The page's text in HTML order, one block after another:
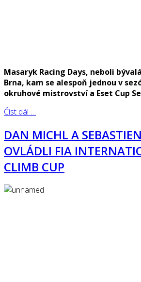
Masaryk Racing Days, neboli
Brna, kam se alespoň jednou v
okruhové mistrovství a Eset Cup
Číst dál …
DAN MICHL A
OVLÁDLI FIA
CLIMB CUP